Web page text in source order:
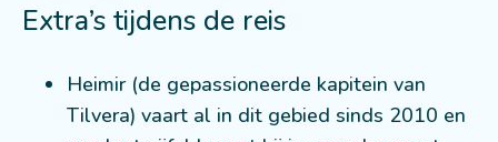
Extra’s tijdens de reis
Heimir (de gepassioneerde kapitein van
Tilvera) vaart al in dit gebied sinds 2010 en